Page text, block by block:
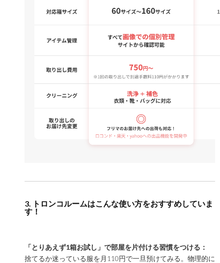
3. トロンコルームはこんな使い方をおすすめしていま
す！
「とりあえず1箱お試し」で部屋を片付ける習慣をつける：
捨てるか迷っている服を月110円で一旦預けてみる。物理的に